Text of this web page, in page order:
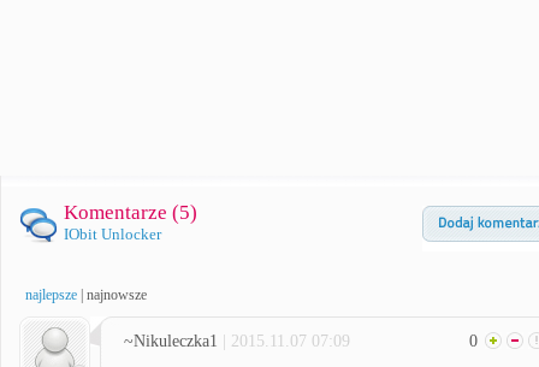
Komentarze (5)
IObit Unlocker
najlepsze najnowsze
~Nikuleczka1 | 2015.11.07 07:09 0